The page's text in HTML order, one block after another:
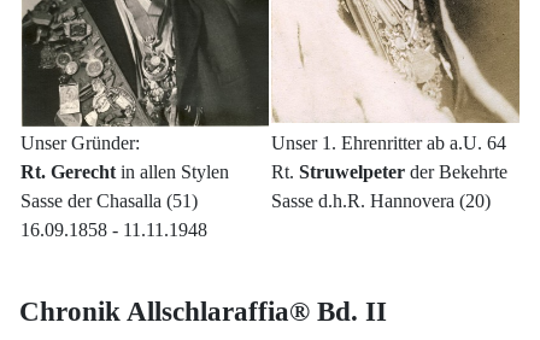
Unser Gründer:
Rt. Gerecht in allen Stylen
Sasse der Chasalla (51)
16.09.1858 - 11.11.1948
Unser 1. Ehrenritter ab a.U. 64
Rt. Struwelpeter der Bekehrte
Sasse d.h.R. Hannovera (20)
Chronik Allschlaraffia® Bd. II